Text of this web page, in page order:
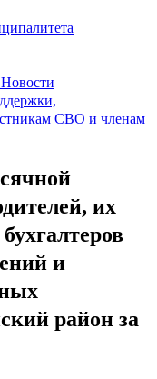
СВО и членам
их
и
район за